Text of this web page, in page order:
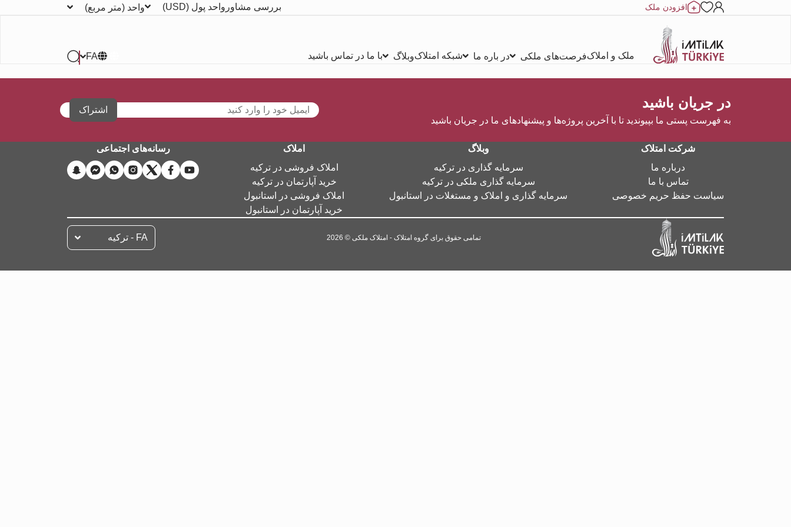
افزودن ملک بررسی مشاور واحد پول (USD) واحد (متر مربع)
ملک و املاکفرصت‌های ملکی در باره ما شبکه امتلاکوبلاگ با ما در تماس باشید FA
در جریان باشید
به فهرست پستی ما بپیوندید تا با آخرین پروژه‌ها و پیشنهادهای ما در جریان باشید
اشتراک
شرکت امتلاک
درباره ما
تماس با ما
سیاست حفظ حریم خصوصی
وبلاگ
سرمایه گذاری در ترکیه
سرمایه گذاری ملکی در ترکیه
سرمایه گذاری و املاک و مستغلات در استانبول
املاک
املاک فروشی در ترکیه
خرید آپارتمان در ترکیه
املاک فروشی در استانبول
خرید آپارتمان در استانبول
رسانه‌های اجتماعی
تمامی حقوق برای گروه امتلاک - امتلاک ملکی © 2026 FA - تركيه